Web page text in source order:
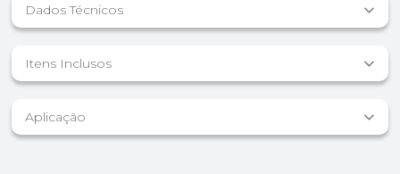
Dados Técnicos
Itens Inclusos
Aplicação